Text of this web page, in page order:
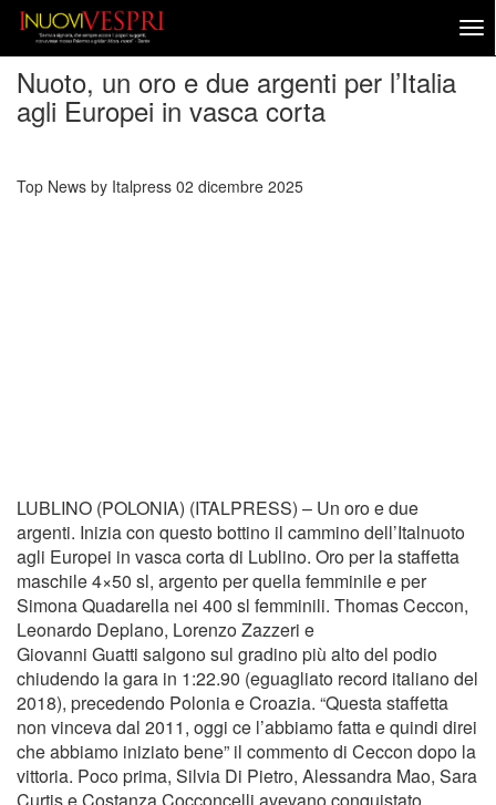
Nuoto, un oro e due argenti per l’Italia
agli Europei in vasca corta
Top News by Italpress 02 dicembre 2025
LUBLINO (POLONIA) (ITALPRESS) – Un oro e due
argenti. Inizia con questo bottino il cammino dell’Italnuoto
agli Europei in vasca corta di Lublino. Oro per la staffetta
maschile 4×50 sl, argento per quella femminile e per
Simona Quadarella nei 400 sl femminili. Thomas Ceccon,
Leonardo Deplano, Lorenzo Zazzeri e
Giovanni Guatti salgono sul gradino più alto del podio
chiudendo la gara in 1:22.90 (eguagliato record italiano del
2018), precedendo Polonia e Croazia. “Questa staffetta
non vinceva dal 2011, oggi ce l’abbiamo fatta e quindi direi
che abbiamo iniziato bene” il commento di Ceccon dopo la
vittoria. Poco prima, Silvia Di Pietro, Alessandra Mao, Sara